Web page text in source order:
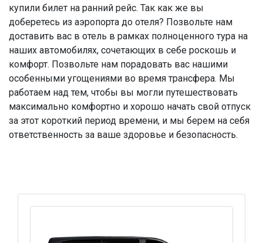
купили билет на ранний рейс. Так как же вы
доберетесь из аэропорта до отеля? Позвольте нам
доставить вас в отель в рамках полноценного тура на
наших автомобилях, сочетающих в себе роскошь и
комфорт. Позвольте нам порадовать вас нашими
особенными угощениями во время трансфера. Мы
работаем над тем, чтобы вы могли путешествовать
максимально комфортно и хорошо начать свой отпуск
за этот короткий период времени, и мы берем на себя
ответственность за ваше здоровье и безопасность.